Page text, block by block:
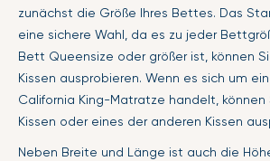
zunächst die Größe Ihres Bettes. Das
eine sichere Wahl, da es zu jeder
Bett Queensize oder größer ist, können
Kissen ausprobieren. Wenn es sich um
California King-Matratze handelt, können
Kissen oder eines der anderen Kissen
Neben Breite und Länge ist auch die